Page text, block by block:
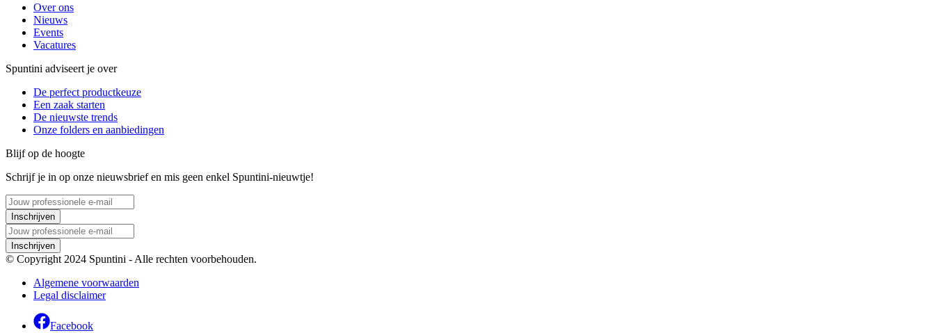
Over ons
Nieuws
Events
Vacatures
Spuntini adviseert je over
De perfect productkeuze
Een zaak starten
De nieuwste trends
Onze folders en aanbiedingen
Blijf op de hoogte
Schrijf je in op onze nieuwsbrief en mis geen enkel Spuntini-nieuwtje!
Inschrijven
Inschrijven
© Copyright 2024 Spuntini - Alle rechten voorbehouden.
Algemene voorwaarden
Legal disclaimer
Facebook